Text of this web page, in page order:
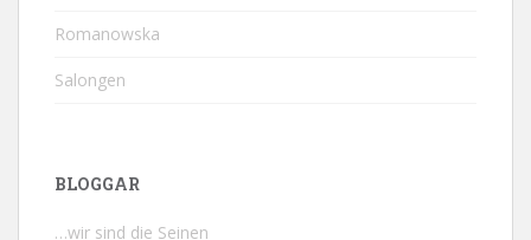
Romanowska
Salongen
BLOGGAR
…wir sind die Seinen